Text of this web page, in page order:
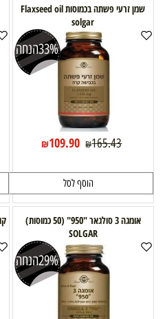
שמן זרעי פשתה בכמוסות Flaxseed oil
solgar
33%הנחה
₪165.43
₪109.90
הוסף לסל
אומגה 3 סולגאר "950" (50 כמוסות)
SOLGAR
29%הנחה